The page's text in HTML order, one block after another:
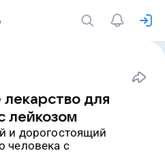
для
лейкозом
человека с